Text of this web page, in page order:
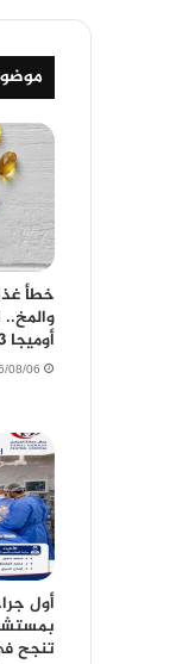
خطأ
أوميجا 3
2026/08/06
أول
تنجح